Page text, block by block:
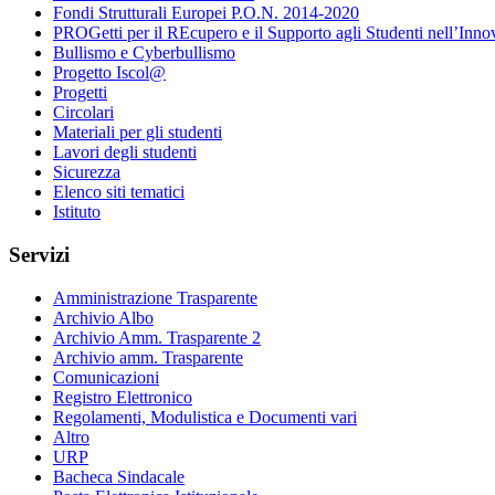
Fondi Strutturali Europei P.O.N. 2014-2020
PROGetti per il REcupero e il Supporto agli Studenti
Bullismo e Cyberbullismo
Progetto Iscol@
Progetti
Circolari
Materiali per gli studenti
Lavori degli studenti
Sicurezza
Elenco siti tematici
Istituto
Servizi
Amministrazione Trasparente
Archivio Albo
Archivio Amm. Trasparente 2
Archivio amm. Trasparente
Comunicazioni
Registro Elettronico
Regolamenti, Modulistica e Documenti vari
Altro
URP
Bacheca Sindacale